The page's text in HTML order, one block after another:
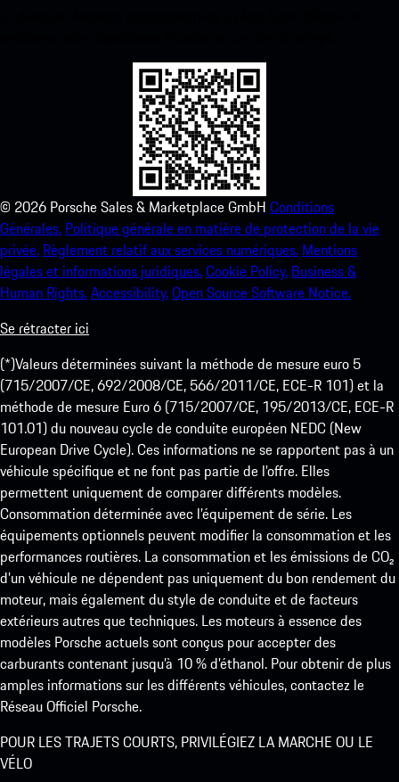
© 2026 Porsche Sales & Marketplace GmbH Conditions
Générales. Politique générale en matière de protection de la vie
privée. Règlement relatif aux services numériques. Mentions
légales et informations juridiques.Cookie Policy. Business &
Human Rights.Accessibility.Open Source Software Notice.
Se rétracter ici
(*)Valeurs déterminées suivant la méthode de mesure euro 5
(715/2007/CE, 692/2008/CE, 566/2011/CE, ECE-R 101) et la
méthode de mesure Euro 6 (715/2007/CE, 195/2013/CE, ECE-R
101.01) du nouveau cycle de conduite européen NEDC (New
European Drive Cycle). Ces informations ne se rapportent pas à un
véhicule spécifique et ne font pas partie de l’offre. Elles
permettent uniquement de comparer différents modèles.
Consommation déterminée avec l’équipement de série. Les
équipements optionnels peuvent modifier la consommation et les
performances routières. La consommation et les émissions de CO₂
d’un véhicule ne dépendent pas uniquement du bon rendement du
moteur, mais également du style de conduite et de facteurs
extérieurs autres que techniques. Les moteurs à essence des
modèles Porsche actuels sont conçus pour accepter des
carburants contenant jusqu’à 10 % d’éthanol. Pour obtenir de plus
amples informations sur les différents véhicules, contactez le
Réseau Officiel Porsche.
POUR LES TRAJETS COURTS, PRIVILÉGIEZ LA MARCHE OU LE
VÉLO